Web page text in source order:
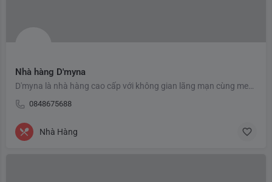
Nhà hàng D'myna
0848675688
Nhà Hàng